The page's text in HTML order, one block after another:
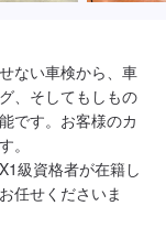
ない車検から、車
、そしてもしもの
です。お客様のカ
。
級資格者が在籍し
任せくださいま